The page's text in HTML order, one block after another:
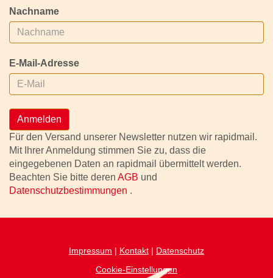
Nachname
E-Mail-Adresse
Anmelden
Für den Versand unserer Newsletter nutzen wir rapidmail.
Mit Ihrer Anmeldung stimmen Sie zu, dass die
eingegebenen Daten an rapidmail übermittelt werden.
Beachten Sie bitte deren AGB und
Datenschutzbestimmungen .
Impressum | Kontakt | Datenschutz
Cookie-Einstellungen